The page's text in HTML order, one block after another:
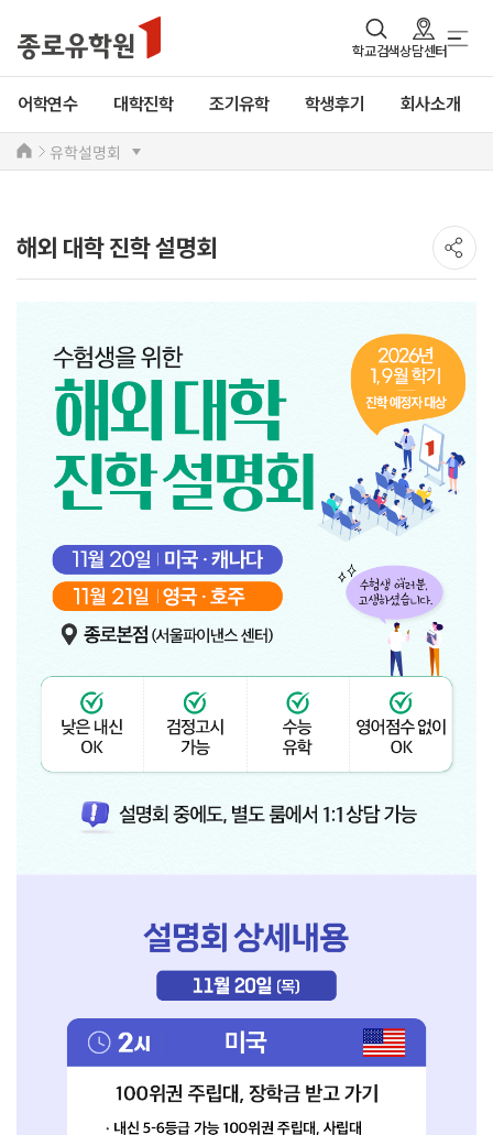
학교검색상담센터
어학연수 대학진학 조기유학 학생후기 회사소개
유학설명회
해외 대학 진학 설명회